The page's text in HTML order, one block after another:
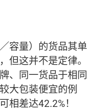
容量）的货品其单
但这并不是定律。
、同一货品于相同
大包装便宜的例
相差达42.2%！